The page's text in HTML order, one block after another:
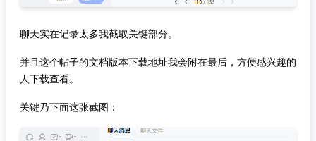
聊天实在记录太多我截取关键部分。
并且这个帖子的文档版本下载地址我会附在最后，方便感兴趣的
人下载查看。
关键乃下面这张截图：